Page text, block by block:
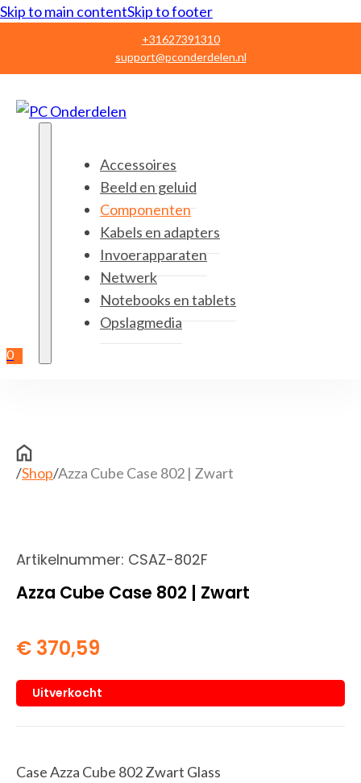
Skip to main contentSkip to footer
+31627391310
support@pconderdelen.nl
0
Accessoires
Beeld en geluid
Componenten
Kabels en adapters
Invoerapparaten
Netwerk
Notebooks en tablets
Opslagmedia
/Shop/Azza Cube Case 802 | Zwart
Artikelnummer: CSAZ-802F
Azza Cube Case 802 | Zwart
€ 370,59
Uitverkocht
Case Azza Cube 802 Zwart Glass